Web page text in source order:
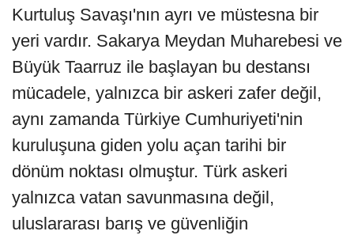
Kurtuluş Savaşı'nın ayrı ve müstesna bir
yeri vardır. Sakarya Meydan Muharebesi ve
Büyük Taarruz ile başlayan bu destansı
mücadele, yalnızca bir askeri zafer değil,
aynı zamanda Türkiye Cumhuriyeti'nin
kuruluşuna giden yolu açan tarihi bir
dönüm noktası olmuştur. Türk askeri
yalnızca vatan savunmasına değil,
uluslararası barış ve güvenliğin